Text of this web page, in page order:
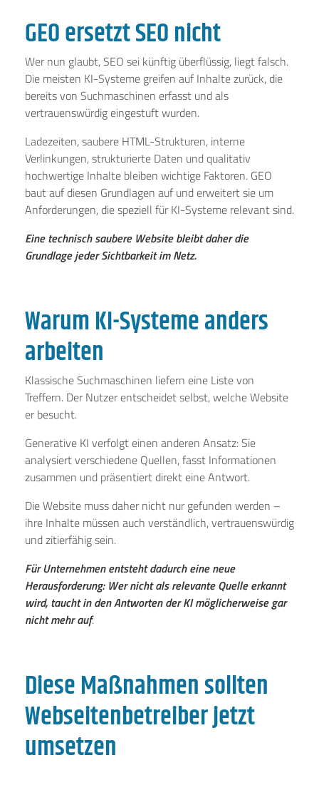
GEO ersetzt SEO nicht
Wer nun glaubt, SEO sei künftig überflüssig, liegt falsch.
Die meisten KI-Systeme greifen auf Inhalte zurück, die
bereits von Suchmaschinen erfasst und als
vertrauenswürdig eingestuft wurden.
Ladezeiten, saubere HTML-Strukturen, interne
Verlinkungen, strukturierte Daten und qualitativ
hochwertige Inhalte bleiben wichtige Faktoren. GEO
baut auf diesen Grundlagen auf und erweitert sie um
Anforderungen, die speziell für KI-Systeme relevant sind.
Eine technisch saubere Website bleibt daher die
Grundlage jeder Sichtbarkeit im Netz.
Warum KI-Systeme anders
arbeiten
Klassische Suchmaschinen liefern eine Liste von
Treffern. Der Nutzer entscheidet selbst, welche Website
er besucht.
Generative KI verfolgt einen anderen Ansatz: Sie
analysiert verschiedene Quellen, fasst Informationen
zusammen und präsentiert direkt eine Antwort.
Die Website muss daher nicht nur gefunden werden –
ihre Inhalte müssen auch verständlich, vertrauenswürdig
und zitierfähig sein.
Für Unternehmen entsteht dadurch eine neue
Herausforderung: Wer nicht als relevante Quelle erkannt
wird, taucht in den Antworten der KI möglicherweise gar
nicht mehr auf.
Diese Maßnahmen sollten
Webseitenbetreiber jetzt
umsetzen